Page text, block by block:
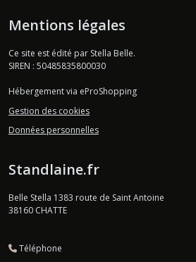
Mentions légales
Ce site est édité par Stella Belle.
SIREN : 50485835800030
Hébergement via eProShopping
Gestion des cookies
Données personnelles
Standlaine.fr
Belle Stella 1383 route de Saint Antoine
38160 CHATTE
Téléphone